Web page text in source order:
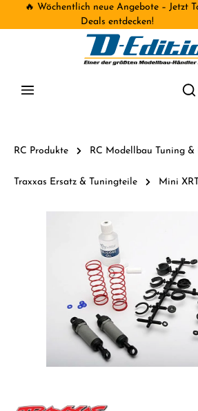
🔥 Wöchentlich neue Angebote – Jetzt
Deals entdecken!
RC Produkte RC Modellbau Tuning &
Traxxas Ersatz & Tuningteile Mini